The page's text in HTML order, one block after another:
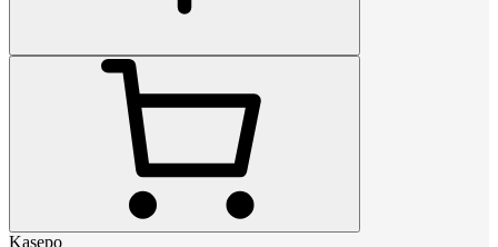
Kasepo